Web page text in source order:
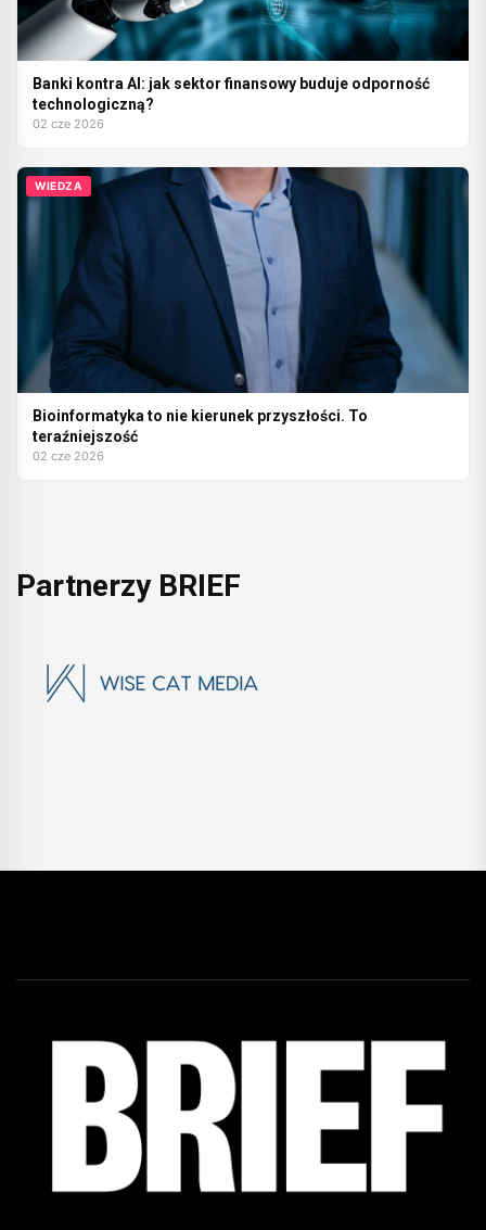
Banki kontra AI: jak sektor finansowy buduje odporność
technologiczną?
02 cze 2026
WIEDZA
Bioinformatyka to nie kierunek przyszłości. To
teraźniejszość
02 cze 2026
Partnerzy BRIEF